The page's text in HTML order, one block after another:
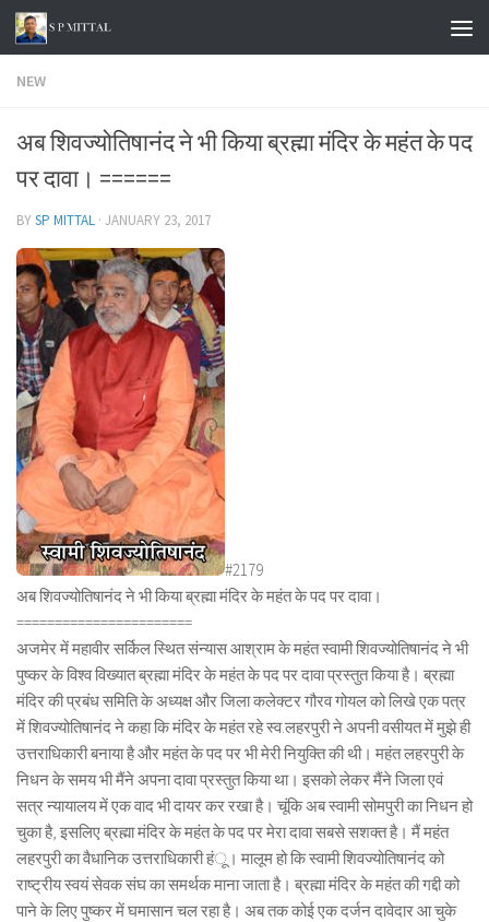
Skip to content
NEW
अब शिवज्योतिषानंद ने भी किया ब्रह्मा मंदिर के महंत के पद
पर दावा। ======
BYSP MITTAL · JANUARY 23, 2017
#2179
अब शिवज्योतिषानंद ने भी किया ब्रह्मा मंदिर के महंत के पद पर दावा।
=======================
अजमेर में महावीर सर्किल स्थित संन्यास आश्राम के महंत स्वामी शिवज्योतिषानंद ने भी
पुष्कर के विश्व विख्यात ब्रह्मा मंदिर के महंत के पद पर दावा प्रस्तुत किया है। ब्रह्मा
मंदिर की प्रबंध समिति के अध्यक्ष और जिला कलेक्टर गौरव गोयल को लिखे एक पत्र
में शिवज्योतिषानंद ने कहा कि मंदिर के महंत रहे स्व.लहरपुरी ने अपनी वसीयत में मुझे ही
उत्तराधिकारी बनाया है और महंत के पद पर भी मेरी नियुक्ति की थी। महंत लहरपुरी के
निधन के समय भी मैंने अपना दावा प्रस्तुत किया था। इसको लेकर मैंने जिला एवं
सत्र न्यायालय में एक वाद भी दायर कर रखा है। चूंकि अब स्वामी सोमपुरी का निधन हो
चुका है, इसलिए ब्रह्मा मंदिर के महंत के पद पर मेरा दावा सबसे सशक्त है। मैं महंत
लहरपुरी का वैधानिक उत्तराधिकारी हंू। मालूम हो कि स्वामी शिवज्योतिषानंद को
राष्ट्रीय स्वयं सेवक संघ का समर्थक माना जाता है। ब्रह्मा मंदिर के महंत की गद्दी को
पाने के लिए पुष्कर में घमासान चल रहा है। अब तक कोई एक दर्जन दावेदार आ चुके